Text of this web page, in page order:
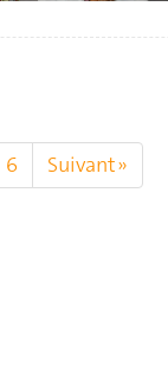
6 Suivant »